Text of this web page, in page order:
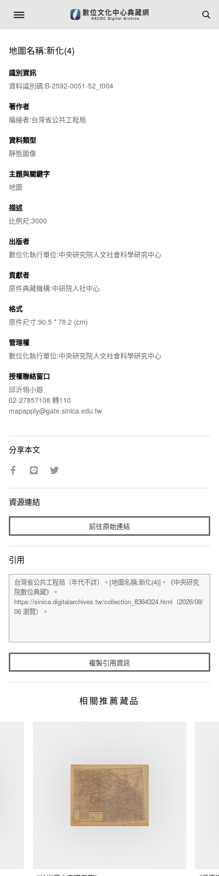
地圖名稱:新化(4)
識別資訊
資料識別碼:B-2592-0051-52_t004
著作者
編繪者:台灣省公共工程局
資料類型
靜態圖像
主題與關鍵字
地圖
描述
比例尺:3000
出版者
數位化執行單位:中央研究院人文社會科學研究中心
貢獻者
原件典藏機構:中研院人社中心
格式
原件尺寸:90.5 * 78.2 (cm)
管理權
數位化執行單位:中央研究院人文社會科學研究中心
授權聯絡窗口
邱沂翎小姐
02-27857108 轉110
mapapply@gate.sinica.edu.tw
分享本文
資源連結
前往原始連結
引用
複製引用資訊
相關推薦藏品